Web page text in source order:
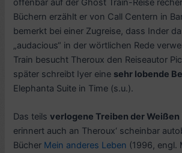
Büchern erzählt er von Call Centern in
bemerkt bei einer Zugreise, dass Inder
„audacious“ in der wörtlichen Rede
Train besucht Theroux den Reiseautor
später schreibt Iyer eine sehr lobende
Elephanta Suite in Time (s.u.).
Das teilsverlogene Treiben der Weißen
erinnert auch an Theroux‘ scheinbar
Bücher Mein anderes Leben (1996, engl.